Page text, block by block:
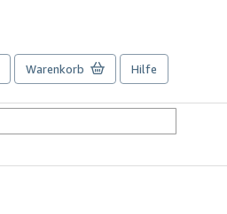
Warenkorb Hilfe